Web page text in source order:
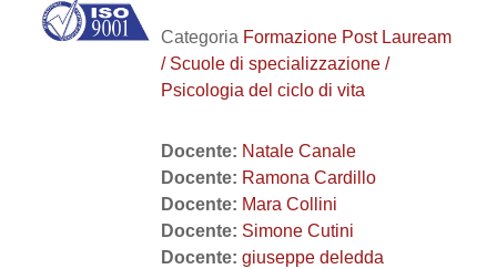
Categoria Formazione Post Lauream
/ Scuole di specializzazione /
Psicologia del ciclo di vita
Docente: Natale Canale
Docente: Ramona Cardillo
Docente: Mara Collini
Docente: Simone Cutini
Docente: giuseppe deledda